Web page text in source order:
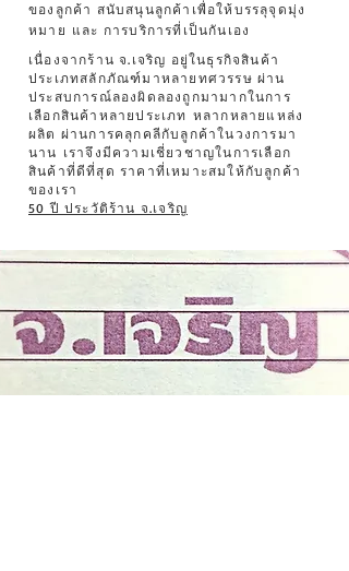
ของลูกค้า สนับสนุนลูกค้าเพื่อให้บรรลุจุดมุ่ง
หมาย และ การบริการที่เป็นกันเอง
เนื่องจากร้าน จ.เจริญ อยู่ในธุรกิจสินค้า
ประเภทสลักภัณฑ์มาหลายทศวรรษ ผ่าน
ประสบการณ์ลองผิดลองถูกมามากในการ
เลือกสินค้าหลายประเภท หลากหลายแหล่ง
ผลิต ผ่านการคลุกคลีกับลูกค้าในวงการมา
นาน เราจึงมีความเชี่ยวชาญในการเลือก
สินค้าที่ดีที่สุด ราคาที่เหมาะสมให้กับลูกค้า
ของเรา
50 ปี ประวัติร้าน จ.เจริญ